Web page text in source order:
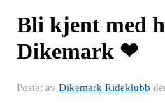
Bli kjent med
Dikemark ❤
Postet av Dikemark Rideklubb